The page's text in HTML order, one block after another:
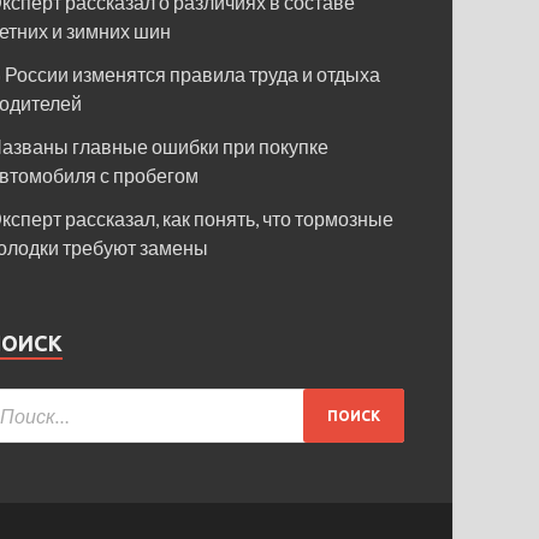
и зимних шин
России изменятся правила труда и отдыха
главные ошибки при покупке
с пробегом
рассказал, как понять, что тормозные
требуют замены